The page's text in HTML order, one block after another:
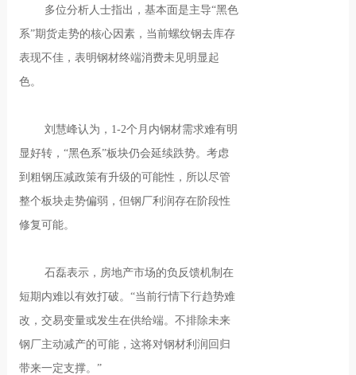
多位分析人士指出，基本面是主导“黑色
系”期货走势的核心因素，当前螺纹钢去库存
表现不佳，表明钢材终端消费未见明显起
色。
刘慧峰认为，1-2个月内钢材需求难有明
显好转，“黑色系”板块仍会延续跌势。考虑
到粗钢压减政策有升级的可能性，所以尽管
整个板块走势偏弱，但钢厂利润存在阶段性
修复可能。
石磊表示，房地产市场的负反馈机制在
短期内难以有效打破。“当前行情下行趋势难
改，交易变量或发生在供给端。不排除未来
钢厂主动减产的可能，这将对钢材利润回归
带来一定支撑。”